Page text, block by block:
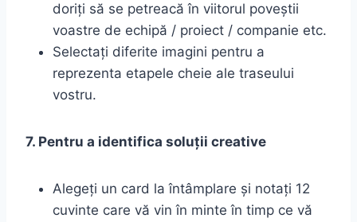
doriți să se petreacă în viitorul poveștii
voastre de echipă / proiect / companie etc.
Selectați diferite imagini pentru a
reprezenta etapele cheie ale traseului
vostru.
7. Pentru a identifica soluții creative
Alegeți un card la întâmplare și notați 12
cuvinte care vă vin în minte în timp ce vă